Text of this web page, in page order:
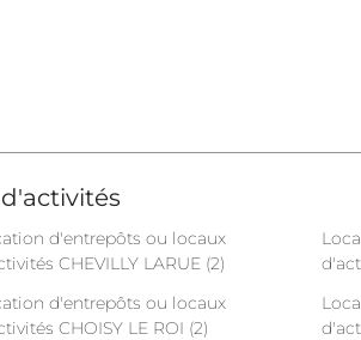
d'entrepôts ou locaux
CHEVILLY LARUE (2)
d'entrepôts ou locaux
CHOISY LE ROI (2)